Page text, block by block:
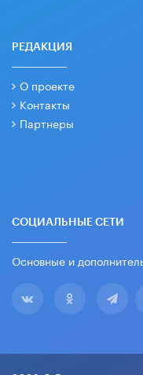
РЕДАКЦИЯ
О проекте
Контакты
Партнеры
СОЦИАЛЬНЫЕ СЕТИ
Основные и